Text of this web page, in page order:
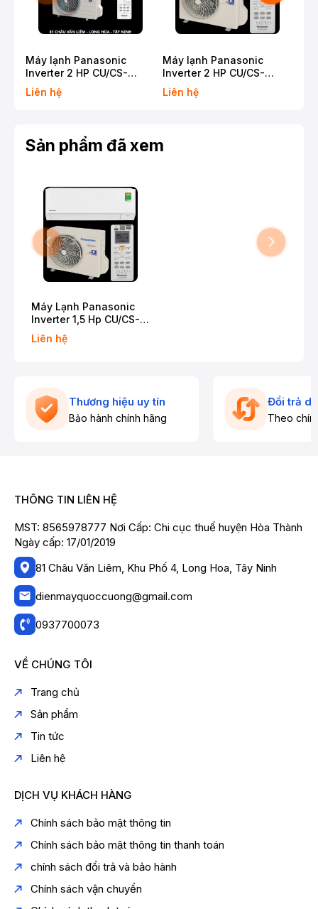
Không gian sống an toàn nhờ công nghệ
nanoe™ X bảo vệ suốt 24 giờ
Máy lạnh Panasonic
Inverter 2 HP CU/CS-
RU18CKH-8BD Model
2026 CSPF 5.97 / Bảo
Liên hệ
Máy lạnh Panasonic
Inverter 2 HP CU/CS-
RU18CKH-8D Model 2026
CSPF 5.09 / Bảo hành 1
Liên hệ
Sản phẩm đã xem
Máy Lạnh Panasonic
Inverter 1,5 Hp CU/CS-
RU12AKH-8
Liên hệ
Thương hiệu uy tín
Bảo hành chính hãng
Đổi trả
Theo
THÔNG TIN LIÊN HỆ
MST: 8565978777 Nơi Cấp: Chi cục thuế huyện Hòa Thành
Ngày cấp: 17/01/2019
81 Châu Văn Liêm, Khu Phố 4, Long Hoa, Tây Ninh
dienmayquoccuong@gmail.com
0937700073
VỀ CHÚNG TÔI
Trang chủ
Sản phẩm
Tin tức
Liên hệ
DỊCH VỤ KHÁCH HÀNG
Chính sách bảo mật thông tin
Chính sách bảo mật thông tin thanh toán
chính sách đổi trả và bảo hành
Chính sách vận chuyển